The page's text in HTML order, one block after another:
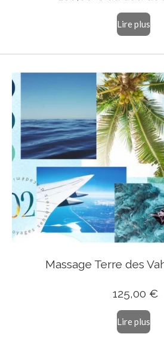
Lire plus
Massage Terre des
125,00 €
Lire plus